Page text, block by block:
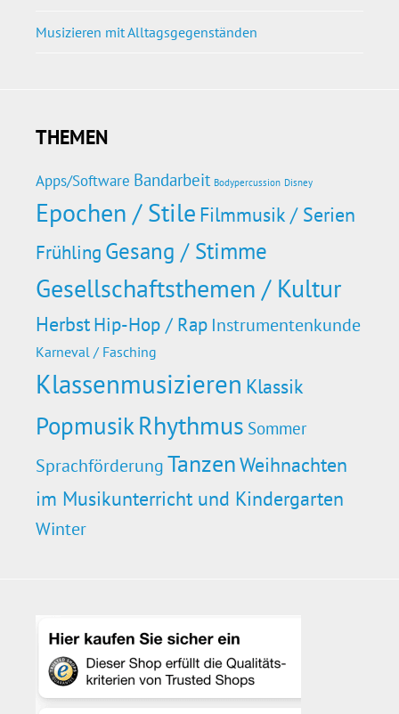
Musizieren mit Alltagsgegenständen
THEMEN
Apps/Software Bandarbeit Bodypercussion Disney
Epochen / Stile Filmmusik / Serien
Frühling Gesang / Stimme
Gesellschaftsthemen / Kultur
HerbstHip-Hop / Rap Instrumentenkunde
Karneval / Fasching
Klassenmusizieren Klassik
PopmusikRhythmus Sommer
SprachförderungTanzenWeihnachten
im Musikunterricht und Kindergarten
Winter